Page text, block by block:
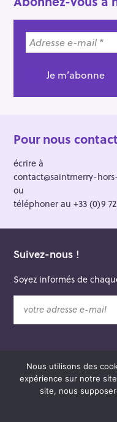
Pour nous
écrire à
contact@saintmerry-
ou
téléphoner au +33 (0)9 72
Suivez-nous !
Soyez informés de
t
© 2026
Theme:
Nous utilisons des
expérience sur notre
site, nous